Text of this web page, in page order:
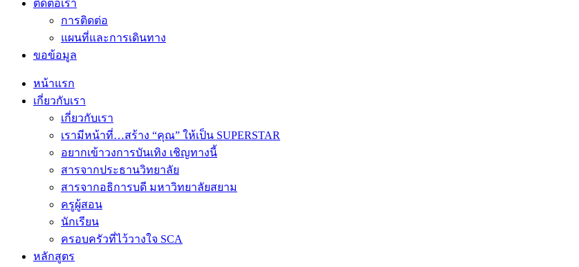
ติดต่อเรา
การติดต่อ
แผนที่และการเดินทาง
ขอข้อมูล
หน้าแรก
เกี่ยวกับเรา
เกี่ยวกับเรา
เรามีหน้าที่…สร้าง “คุณ” ให้เป็น SUPERSTAR
อยากเข้าวงการบันเทิง เชิญทางนี้
สารจากประธานวิทยาลัย
สารจากอธิการบดี มหาวิทยาลัยสยาม
ครูผู้สอน
นักเรียน
ครอบครัวที่ไว้วางใจ SCA
หลักสูตร